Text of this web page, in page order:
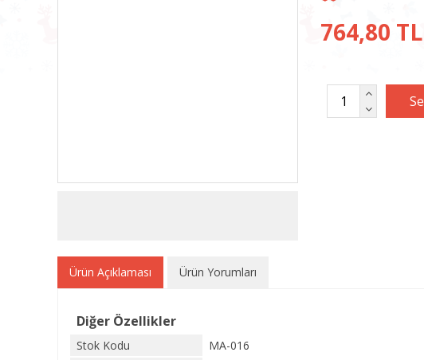
764,80 TL
Ürün Açıklaması Ürün Yorumları
Diğer Özellikler
Stok Kodu
MA-016